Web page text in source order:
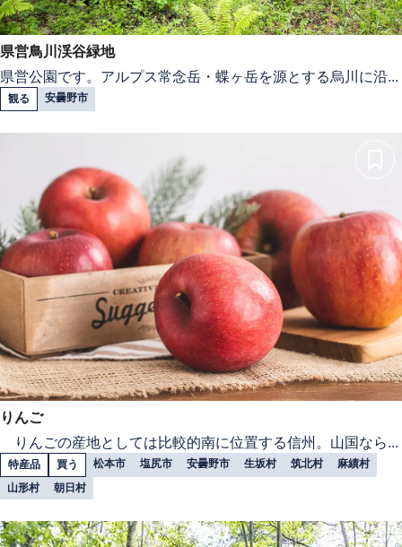
県営鳥川渓谷緑地
県営公園です。アルプス常念岳・蝶ヶ岳を源とする烏川に沿...
観る 安曇野市
りんご
りんごの産地としては比較的南に位置する信州。山国なら...
特産品 買う 松本市 塩尻市 安曇野市 生坂村 筑北村
麻績村
山形村
朝日村